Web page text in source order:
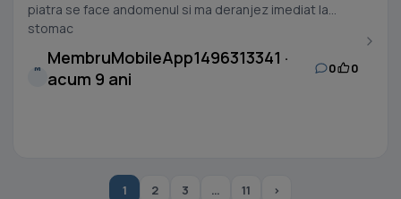
piatra se face andomenul si ma deranjez imediat la
stomac
M
MembruMobileApp1496313341 ·
acum 9 ani
0 0
1 2 3 … 11 ›